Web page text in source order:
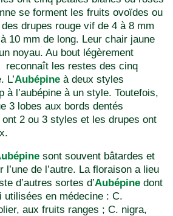
se forment les fruits ovoïdes ou
drupes rouge vif de 4 à 8 mm
10 mm de long. Leur chair jaune
noyau. Au bout légèrement
reconnaît les restes des cinq
L’Aubépine à deux styles
à l’aubépine à un style. Toutefois,
3 lobes aux bords dentés
2 ou 3 styles et les drupes ont
sont souvent bâtardes et
de l’autre. La floraison a lieu
d’autres sortes d’Aubépine dont
utilisées en médecine : C.
aux fruits ranges ; C. nigra,